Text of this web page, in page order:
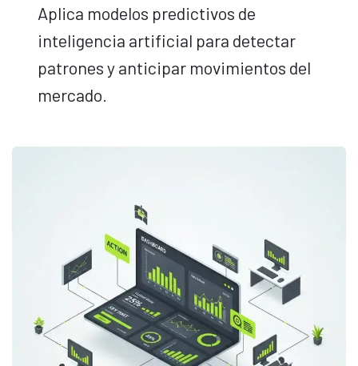
Aplica modelos predictivos de
inteligencia artificial para detectar
patrones y anticipar movimientos del
mercado.